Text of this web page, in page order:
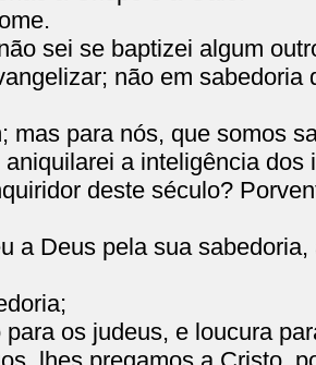
sei se baptizei algum
não em
para nós, que somos
a inteligência dos
deste século?
a Deus pela sua
os judeus, e loucura